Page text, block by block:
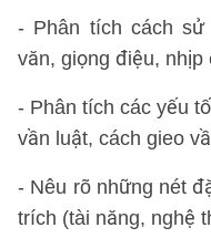
- Phân tích cách
văn, giọng điệu,
- Phân tích các yếu
vần luật, cách gieo
- Nêu rõ những nét
trích (tài năng, nghệ